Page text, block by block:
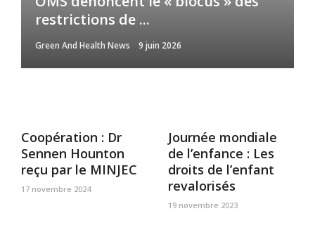
restrictions de ...
Green And Health News 9 juin 2026
Coopération : Dr
Sennen Hounton
reçu par le MINJEC
17 novembre 2024
Journée mondiale
de l’enfance : Les
droits de l’enfant
revalorisés
19 novembre 2023